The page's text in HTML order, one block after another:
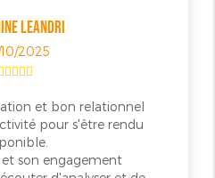
LEANDRI
2025
et bon relationnel
pour s'être rendu
son engagement